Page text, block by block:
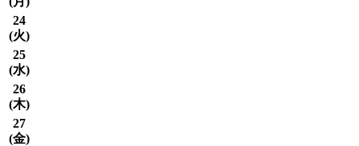
24
(火)
25
(水)
26
(木)
27
(金)